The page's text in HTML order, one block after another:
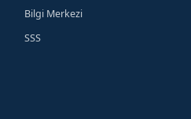
Bilgi Merkezi
SSS